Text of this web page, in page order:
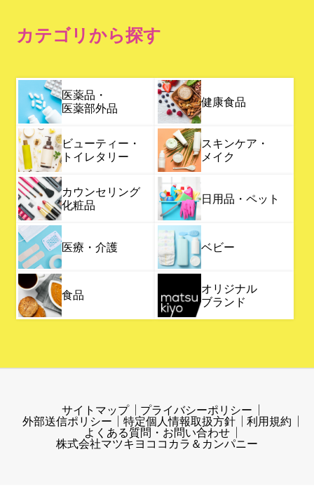
カテゴリから探す
医薬品・
医薬部外品
健康食品
ビューティー・
トイレタリー
スキンケア・
メイク
カウンセリング
化粧品
日用品・ペット
医療・介護 ベビー
食品
オリジナル
ブランド
サイトマップ
プライバシーポリシー
外部送信ポリシー
特定個人情報取扱方針
利用規約
よくある質問・お問い合わせ
株式会社マツキヨココカラ＆カンパニー